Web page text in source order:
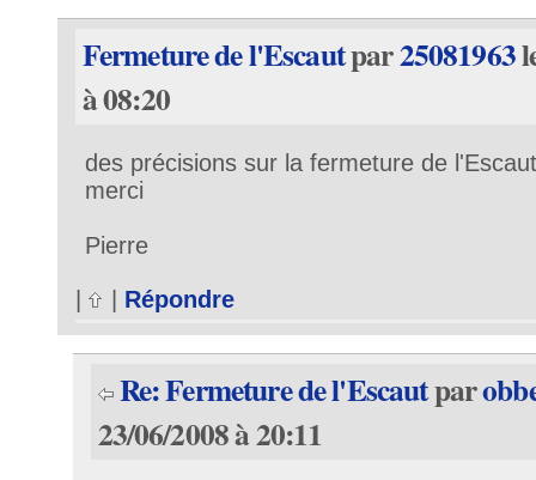
Fermeture de l'Escautpar25081963
à 08:20
des précisions sur la fermeture de
merci
Pierre
| | Répondre
Re: Fermeture de l'Escautpar
23/06/2008 à 20:11